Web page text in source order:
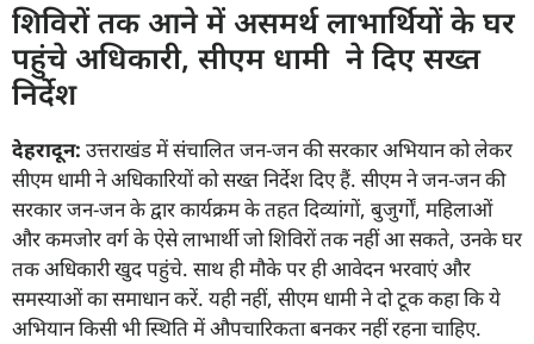
शिविरों तक आने में असमर्थ लाभार्थियों के घर
पहुंचे अधिकारी, सीएम धामी ने दिए सख्त
निर्देश
देहरादून: उत्तराखंड में संचालित जन-जन की सरकार अभियान को लेकर
सीएम धामी ने अधिकारियों को सख्त निर्देश दिए हैं. सीएम ने जन-जन की
सरकार जन-जन के द्वार कार्यक्रम के तहत दिव्यांगों, बुजुर्गों, महिलाओं
और कमजोर वर्ग के ऐसे लाभार्थी जो शिविरों तक नहीं आ सकते, उनके घर
तक अधिकारी खुद पहुंचे. साथ ही मौके पर ही आवेदन भरवाएं और
समस्याओं का समाधान करें. यही नहीं, सीएम धामी ने दो टूक कहा कि ये
अभियान किसी भी स्थिति में औपचारिकता बनकर नहीं रहना चाहिए.